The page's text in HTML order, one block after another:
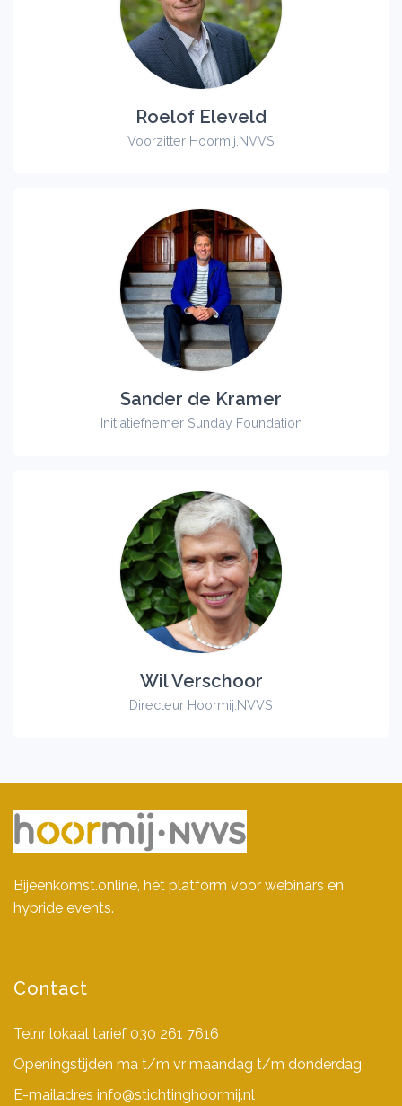
Roelof Eleveld
Voorzitter Hoormij.NVVS
Sander de Kramer
Initiatiefnemer Sunday Foundation
Wil Verschoor
Directeur Hoormij.NVVS
Bijeenkomst.online, hét platform voor webinars en
hybride events.
Contact
Telnr lokaal tarief 030 261 7616
Openingstijden ma t/m vr maandag t/m donderdag
E-mailadres info@stichtinghoormij.nl